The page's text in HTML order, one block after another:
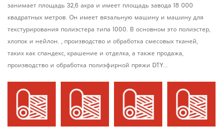
занимает площадь 32,6 акра и имеет площадь завода 18 000
квадратных метров. Он имеет вязальную машину и машину для
текстурирования полиэстера типа 1000. В основном это полиэстер,
хлопок и нейлон. , производство и обработка смесовых тканей,
таких как спандекс, крашение и отделка, а также продажа,
производство и обработка полиэфирной пряжи DTY...